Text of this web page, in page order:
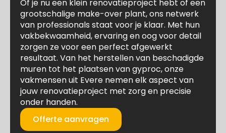
Of je nu een klein renovatieproject hebt of een
grootschalige make-over plant, ons netwerk
van professionals staat voor je klaar. Met hun
vakbekwaamheid, ervaring en oog voor detail
zorgen ze voor een perfect afgewerkt
resultaat. Van het herstellen van beschadigde
muren tot het plaatsen van gyproc, onze
vakmensen uit Evere nemen elk aspect van
jouw renovatieproject met zorg en precisie
onder handen.
Offerte aanvragen